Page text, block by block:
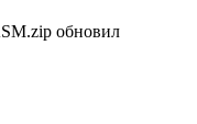
обновил